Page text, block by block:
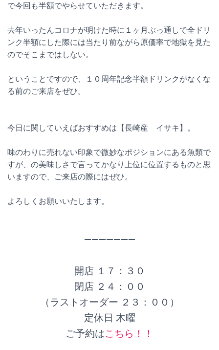
で今回も半額でやらせていただきます。
去年いったんコロナが明けた時に１ヶ月ぶっ通しで全ドリ
ンク半額にした際には当たり前ながら原価率で地獄を見た
のでそこまではしない。
ということですので、１０周年記念半額ドリンクがなくな
る前のご来店をぜひ。
今日に関していえばおすすめは【長崎産 イサキ】。
味のわりに売れない印象で微妙なポジションにある魚類で
すが、の美味しさで言ってかなり上位に位置するものと思
いますので、ご来店の際にはぜひ。
よろしくお願いいたします。
———————
開店 １７：３０
閉店 ２４：００
（ラストオーダー ２３：００）
定休日 木曜
ご予約はこちら！！